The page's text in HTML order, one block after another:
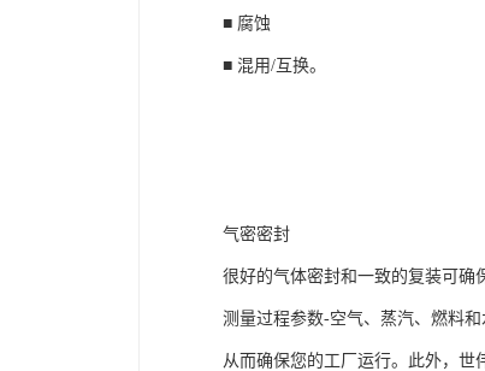
■ 腐蚀
■ 混用/互换。
气密密封
很好的气体密封和一致的复装可确
测量过程参数-空气、蒸汽、燃料和
从而确保您的工厂运行。此外，世